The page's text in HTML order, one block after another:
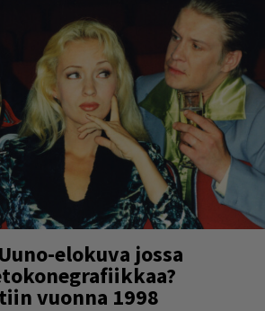
elokuva jossa
vuonna 1998